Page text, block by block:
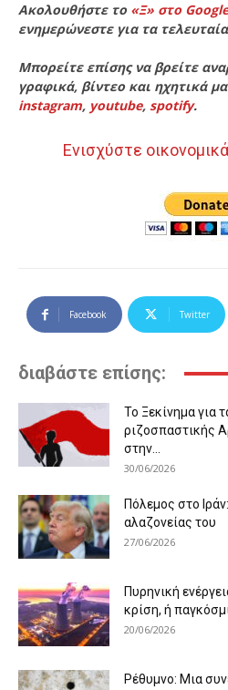
Ακολουθήστε το «Ξ» στο
ενημερώνεστε για τα
Μπορείτε επίσης να βρείτε
γραφικά, βίντεο και ηχητικά
instagram, youtube, spotify.
Ενισχύστε
Facebook Twitter
διαβάστε επίσης:
Το Ξεκίνημα για
ριζοσπαστικής
στην...
30/06/2026
Πόλεμος στο
αλαζονείας του
27/06/2026
Πυρηνική
κρίση, ή
20/06/2026
Ρέθυμνο: Μια